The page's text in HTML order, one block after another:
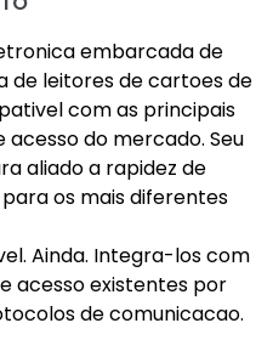
embarcada de
de leitores de cartoes de
com as principais
do mercado. Seu
aliado a rapidez de
os mais diferentes
Ainda. Integra-los com
acesso existentes por
de comunicacao.